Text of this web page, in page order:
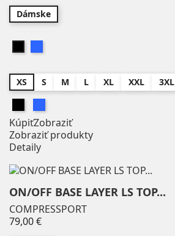
ZOGGS 0
ZOOGS
Viac...
Menej
Veľkosť
3XL 15
4XL 3
L 127
M 126
ML 3
Dámske
XS S M L XL XXL 3XL
KúpiťZobraziť
Zobraziť produkty
Detaily
ON/OFF BASE LAYER LS TOP...
COMPRESSPORT
79,00 €Price